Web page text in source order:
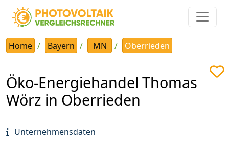
Home Bayern MN Oberrieden
Öko-Energiehandel Thomas
Wörz in Oberrieden
Unternehmensdaten